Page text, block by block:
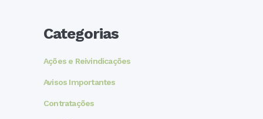
Categorias
Ações e Reivindicações
Avisos Importantes
Contratações